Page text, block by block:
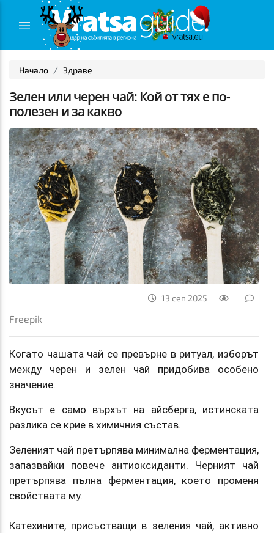
Начало Здраве
Зелен или черен чай: Кой от тях е по-
полезен и за какво
13 сеп 2025
Freepik
Когато чашата чай се превърне в ритуал, изборът
между черен и зелен чай придобива особено
значение.
Вкусът е само върхът на айсберга, истинската
разлика се крие в химичния състав.
Зеленият чай претърпява минимална ферментация,
запазвайки повече антиоксиданти. Черният чай
претърпява пълна ферментация, което променя
свойствата му.
Катехините, присъстващи в зеления чай, активно